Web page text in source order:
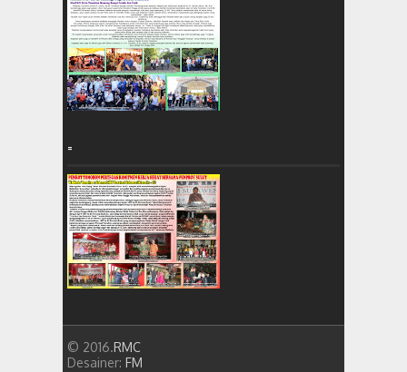
=
© 2016.RMC
Desainer: FM